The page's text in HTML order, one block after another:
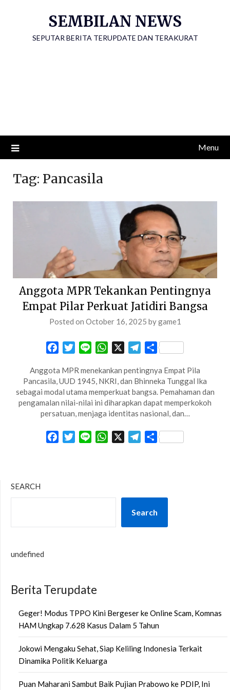
SEMBILAN NEWS
SEPUTAR BERITA TERUPDATE DAN TERAKURAT
Menu
Tag: Pancasila
Anggota MPR Tekankan Pentingnya
Empat Pilar Perkuat Jatidiri Bangsa
Posted on October 16, 2025 bygame1
FacebookTwitterLine WhatsApp Telegram
Share
Anggota MPR menekankan pentingnya Empat Pila
Pancasila, UUD 1945, NKRI, dan Bhinneka Tunggal Ika
sebagai modal utama memperkuat bangsa. Pemahaman dan
pengamalan nilai-nilai ini diharapkan dapat memperkokoh
persatuan, menjaga identitas nasional, dan…
FacebookTwitterLine WhatsApp Telegram
Share
SEARCH
Search
undefined
Berita Terupdate
Geger! Modus TPPO Kini Bergeser ke Online Scam, Komnas
HAM Ungkap 7.628 Kasus Dalam 5 Tahun
Jokowi Mengaku Sehat, Siap Keliling Indonesia Terkait
Dinamika Politik Keluarga
Puan Maharani Sambut Baik Pujian Prabowo ke PDIP, Ini